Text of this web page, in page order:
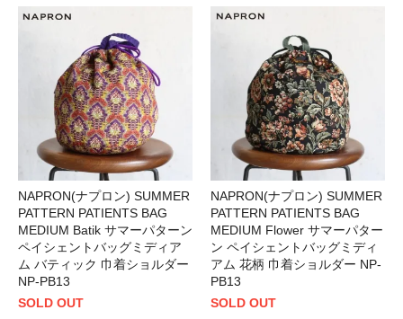
NAPRON(ナプロン) SUMMER
PATTERN PATIENTS BAG
MEDIUM Batik サマーパターン
ペイシェントバッグミディア
ム バティック 巾着ショルダー
NP-PB13
SOLD OUT
NAPRON(ナプロン) SUMMER
PATTERN PATIENTS BAG
MEDIUM Flower サマーパター
ン ペイシェントバッグミディ
アム 花柄 巾着ショルダー NP-
PB13
SOLD OUT